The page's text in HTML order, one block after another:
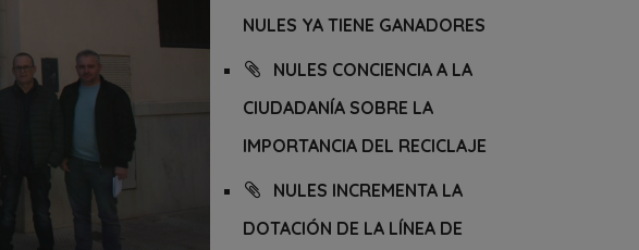
NULES YA TIENE GANADORES
NULES CONCIENCIA A LA
CIUDADANÍA SOBRE LA
IMPORTANCIA DEL RECICLAJE
NULES INCREMENTA LA
DOTACIÓN DE LA LÍNEA DE